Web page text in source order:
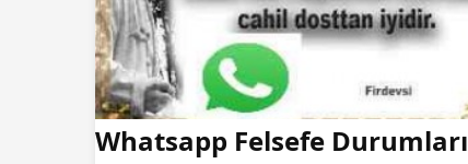
Whatsapp Felsefe Durumları